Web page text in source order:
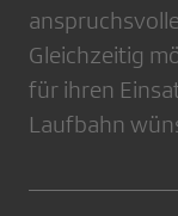
Gleichzeitig
für ihren
Laufbahn